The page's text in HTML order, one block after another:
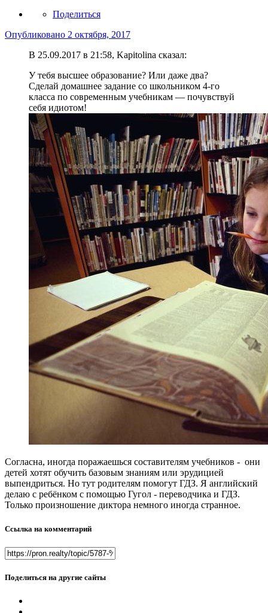
Поделиться
Опубликовано 2 октября, 2017
В 25.09.2017 в 21:58, Kapitolina сказал:
У тебя высшее образование? Или даже два?
Сделай домашнее задание со школьником 4-го
класса по современным учебникам — почувствуй
себя идиотом!
Согласна, иногда поражаешься составителям учебников - они
детей хотят обучить базовым знаниям или эрудицией
выпендриться. Но тут родителям помогут ГДЗ. Я английский
делаю с ребёнком с помощью Гугол - переводчика и ГДЗ.
Только произношение диктора немного иногда странное.
Ссылка на комментарий
Поделиться на другие сайты